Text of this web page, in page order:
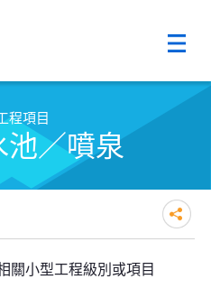
程項目
／噴泉
關小型工程級別或項目